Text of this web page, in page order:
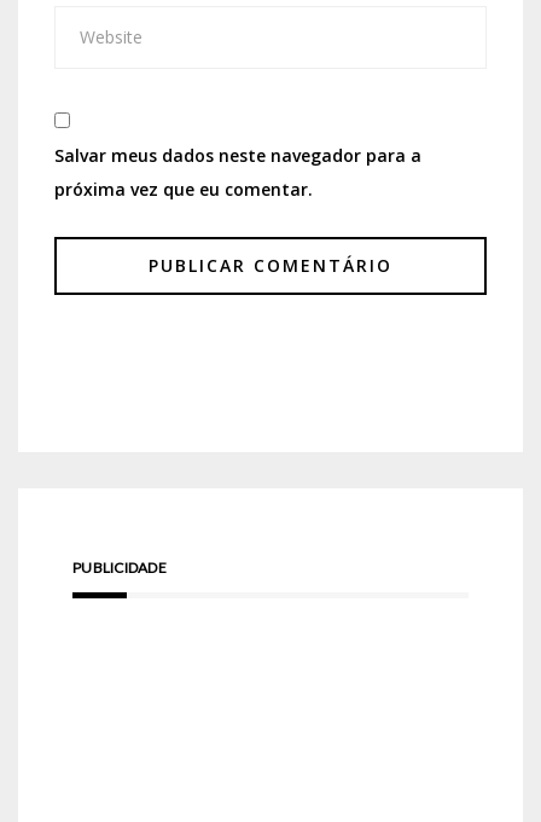
Salvar meus dados neste navegador para a
próxima vez que eu comentar.
PUBLICIDADE